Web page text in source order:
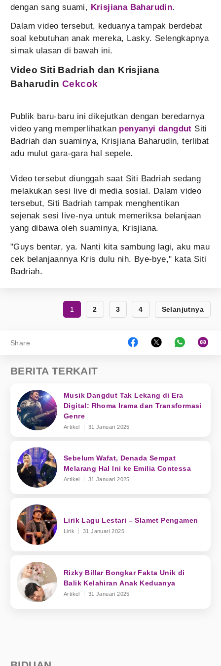
dengan sang suami, Krisjiana Baharudin.
Dalam video tersebut, keduanya tampak berdebat
soal kebutuhan anak mereka, Lasky. Selengkapnya
simak ulasan di bawah ini.
Video Siti Badriah dan Krisjiana
BaharudinCekcok
Publik baru-baru ini dikejutkan dengan beredarnya
video yang memperlihatkan penyanyi dangdut Siti
Badriah dan suaminya, Krisjiana Baharudin, terlibat
adu mulut gara-gara hal sepele.
Video tersebut diunggah saat Siti Badriah sedang
melakukan sesi live di media sosial. Dalam video
tersebut, Siti Badriah tampak menghentikan
sejenak sesi live-nya untuk memeriksa belanjaan
yang dibawa oleh suaminya, Krisjiana.
"Guys bentar, ya. Nanti kita sambung lagi, aku mau
cek belanjaannya Kris dulu nih. Bye-bye," kata Siti
Badriah.
1 2 3 4 Selanjutnya
Share
BERITA TERKAIT
Musik Dangdut Tak Lekang di Era
Digital: Rhoma Irama dan Transformasi
Genre
Artikel 31 Januari 2025
Sebelum Wafat, Denada Sempat
Melarang Hal Ini ke Emilia Contessa
Artikel 31 Januari 2025
Lirik Lagu Lestari – Slamet Pengamen
Lirik 31 Januari 2025
Rizky Billar Bongkar Fakta Unik di
Balik Kelahiran Anak Keduanya
Artikel 31 Januari 2025